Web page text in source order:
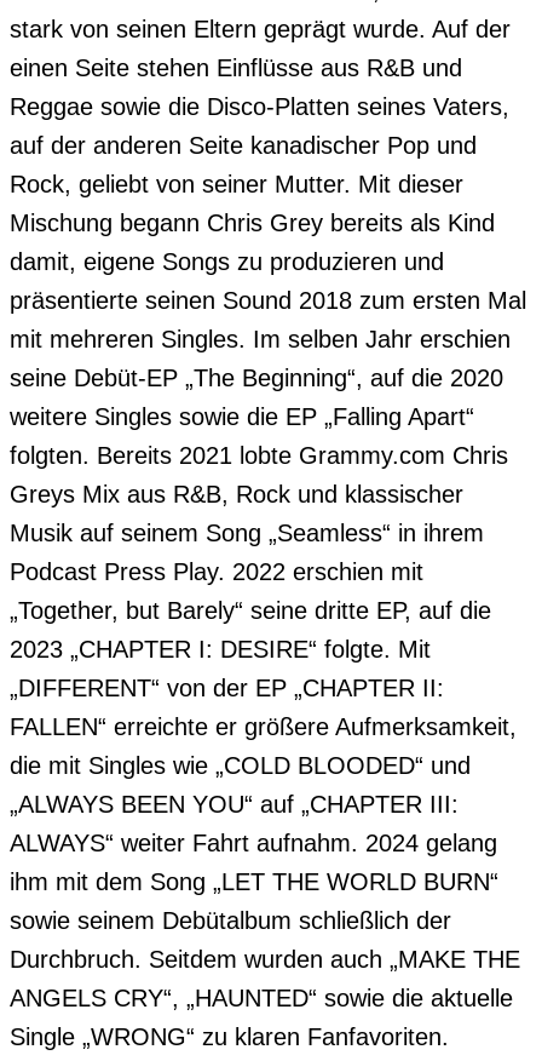
stark von seinen Eltern geprägt wurde. Auf der
einen Seite stehen Einflüsse aus R&B und
Reggae sowie die Disco-Platten seines Vaters,
auf der anderen Seite kanadischer Pop und
Rock, geliebt von seiner Mutter. Mit dieser
Mischung begann Chris Grey bereits als Kind
damit, eigene Songs zu produzieren und
präsentierte seinen Sound 2018 zum ersten Mal
mit mehreren Singles. Im selben Jahr erschien
seine Debüt-EP „The Beginning“, auf die 2020
weitere Singles sowie die EP „Falling Apart“
folgten. Bereits 2021 lobte Grammy.com Chris
Greys Mix aus R&B, Rock und klassischer
Musik auf seinem Song „Seamless“ in ihrem
Podcast Press Play. 2022 erschien mit
„Together, but Barely“ seine dritte EP, auf die
2023 „CHAPTER I: DESIRE“ folgte. Mit
„DIFFERENT“ von der EP „CHAPTER II:
FALLEN“ erreichte er größere Aufmerksamkeit,
die mit Singles wie „COLD BLOODED“ und
„ALWAYS BEEN YOU“ auf „CHAPTER III:
ALWAYS“ weiter Fahrt aufnahm. 2024 gelang
ihm mit dem Song „LET THE WORLD BURN“
sowie seinem Debütalbum schließlich der
Durchbruch. Seitdem wurden auch „MAKE THE
ANGELS CRY“, „HAUNTED“ sowie die aktuelle
Single „WRONG“ zu klaren Fanfavoriten.